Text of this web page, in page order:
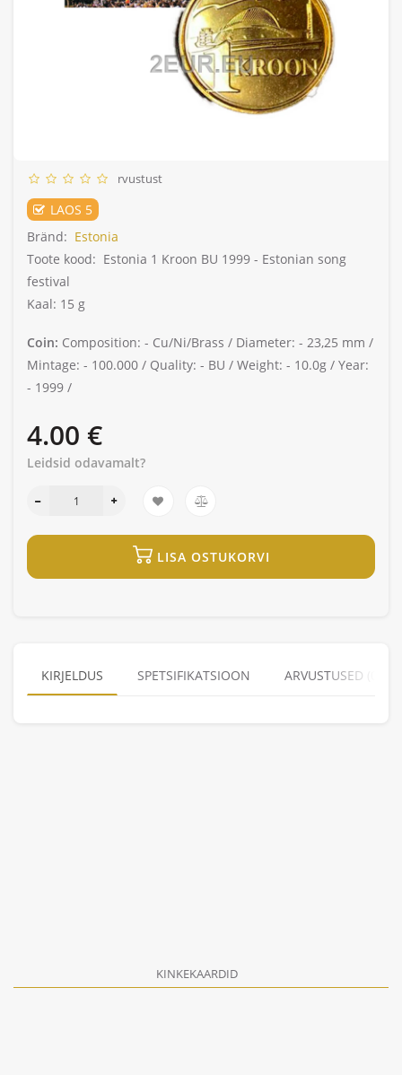
rvustust
LAOS 5
Bränd: Estonia
Toote kood: Estonia 1 Kroon BU 1999 - Estonian song
festival
Kaal: 15 g
Coin: Composition: - Cu/Ni/Brass / Diameter: - 23,25 mm /
Mintage: - 100.000 / Quality: - BU / Weight: - 10.0g / Year:
- 1999 /
4.00 €
Leidsid odavamalt?
LISA OSTUKORVI
KIRJELDUS SPETSIFIKATSIOON ARVUSTUSED (0)
KINKEKAARDID